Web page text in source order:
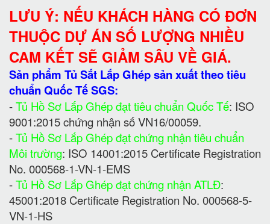
LƯU Ý: NẾU KHÁCH HÀNG CÓ ĐƠN
THUỘC DỰ ÁN SỐ LƯỢNG NHIỀU
CAM KẾT SẼ GIẢM SÂU VỀ GIÁ.
Sản phẩm Tủ Sắt Lắp Ghép sản xuất theo tiêu
chuẩn Quốc Tế SGS:
-Tủ Hồ Sơ Lắp Ghép đạt tiêu chuẩn Quốc Tế: ISO
9001:2015 chứng nhận số VN16/00059.
-Tủ Hồ Sơ Lắp Ghép đạt chứng nhận tiêu chuẩn
Môi trường: ISO 14001:2015 Certificate Registration
No. 000568-1-VN-1-EMS
-Tủ Hồ Sơ Lắp Ghép đạt chứng nhận ATLĐ:
45001:2018 Certificate Registration No. 000568-5-
VN-1-HS